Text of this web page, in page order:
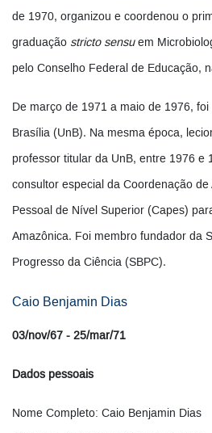
de 1970, organizou e coordenou o
graduação stricto sensuem
pelo Conselho Federal de Educação,
De março de 1971 a maio de 1976,
Brasília (UnB). Na mesma época,
professor titular da UnB, entre 1976 e
consultor especial da Coordenação
Pessoal de Nível Superior (Capes)
Amazônica. Foi membro fundador da
Progresso da Ciência (SBPC).
Caio Benjamin Dias
03/nov/67 - 25/mar/71
Dados pessoais
Nome Completo: Caio Benjamin Dias